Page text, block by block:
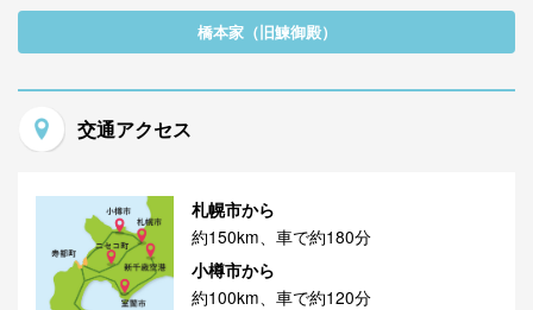
橋本家（旧鰊御殿）
交通アクセス
札幌市から
約150km、車で約180分
小樽市から
約100km、車で約120分